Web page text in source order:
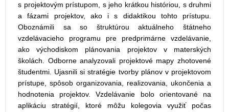
s projektovým prístupom, s jeho krátkou históriou, s druhmi
a fázami projektov, ako i s didaktikou tohto prístupu.
Oboznámili sa so štruktúrou aktuálneho štátneho
vzdelávacieho programu pre predprimárne vzdelávanie,
ako východiskom plánovania projektov v materských
školách. Odborne analyzovali projektové mapy zhotovené
študentmi. Ujasnili si stratégie tvorby plánov v projektovom
prístupe, spôsob organizovania, realizovania, ukončenia a
hodnotenia projektov. Vzdelávanie bolo orientované na
aplikáciu stratégií, ktoré môžu kolegovia využiť počas